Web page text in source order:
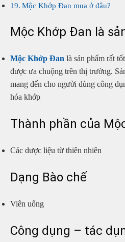
Mộc Khớp Đan mua ở đâu?
Mộc Khớp Đan là
Mộc Khớp Đan là sản phẩm rất
được ưa chuộng trên thị trường.
mang đến cho người dùng công
hóa khớp
Thành phần của
Các dược liệu từ thiên nhiên
Dạng Bào chế
Viên uống
Công dụng – tác